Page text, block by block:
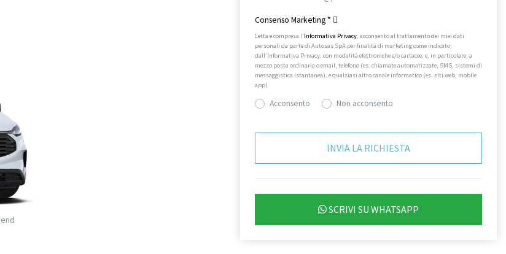
Consenso Marketing *
Letta e compresa l’Informativa Privacy, acconsento al trattamento dei miei dati
personali da parte di Autosas SpA per finalità di marketing come indicato
dall’Informativa Privacy, con modalità elettroniche e/o cartacee, e, in particolare, a
mezzo posta ordinaria o email, telefono (es. chiamate automatizzate, SMS, sistemi di
messaggistica istantanea), e qualsiasi altro canale informatico (es. siti web, mobile
app).
Acconsento Non acconsento
SCRIVI SU WHATSAPP